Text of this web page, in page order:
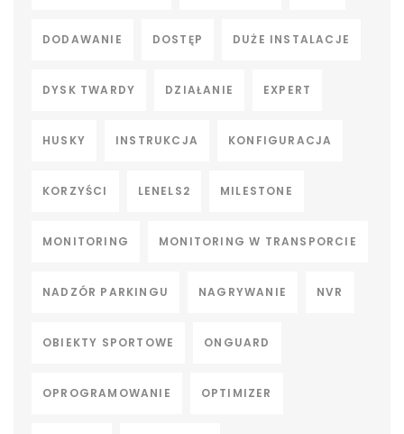
DODAWANIE DOSTĘP DUŻE INSTALACJE
DYSK TWARDY DZIAŁANIE EXPERT
HUSKY INSTRUKCJA KONFIGURACJA
KORZYŚCI LENELS2 MILESTONE
MONITORING MONITORING W TRANSPORCIE
NADZÓR PARKINGU NAGRYWANIE NVR
OBIEKTY SPORTOWE ONGUARD
OPROGRAMOWANIE OPTIMIZER